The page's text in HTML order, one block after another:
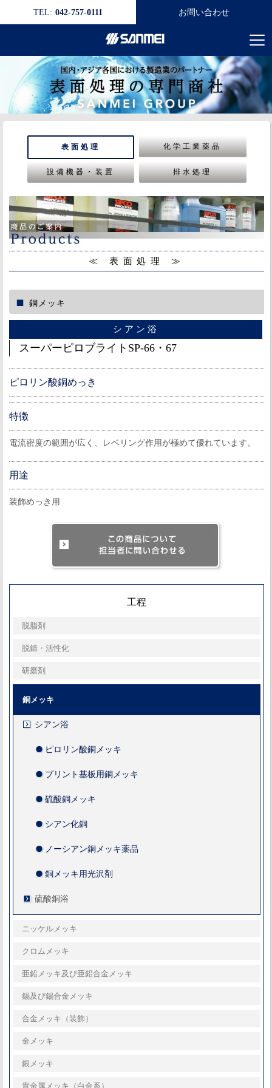
表面処理 化学工業薬品
設備機器・装置 排水処理
≪ 表面処理 ≫
銅メッキ
シアン浴
スーパーピロブライトSP-66・67
ピロリン酸銅めっき
特徴
電流密度の範囲が広く、レベリング作用が極めて優れています。
用途
装飾めっき用
工程
脱脂剤
脱錆・活性化
研磨剤
銅メッキ
シアン浴
ピロリン酸銅メッキ
プリント基板用銅メッキ
硫酸銅メッキ
シアン化銅
ノーシアン銅メッキ薬品
銅メッキ用光沢剤
硫酸銅浴
ニッケルメッキ
クロムメッキ
亜鉛メッキ及び亜鉛合金メッキ
錫及び錫合金メッキ
合金メッキ（装飾）
金メッキ
銀メッキ
貴金属メッキ（白金系）
TEL: 042-757-0111 お問い合わせ